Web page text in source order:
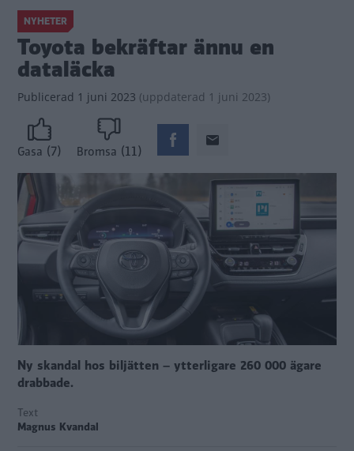
NYHETER
Toyota bekräftar ännu en
dataläcka
Publicerad 1 juni 2023 (uppdaterad 1 juni 2023)
Gasa (7) Bromsa (11)
Ny skandal hos biljätten – ytterligare 260 000 ägare
drabbade.
Text
Magnus Kvandal